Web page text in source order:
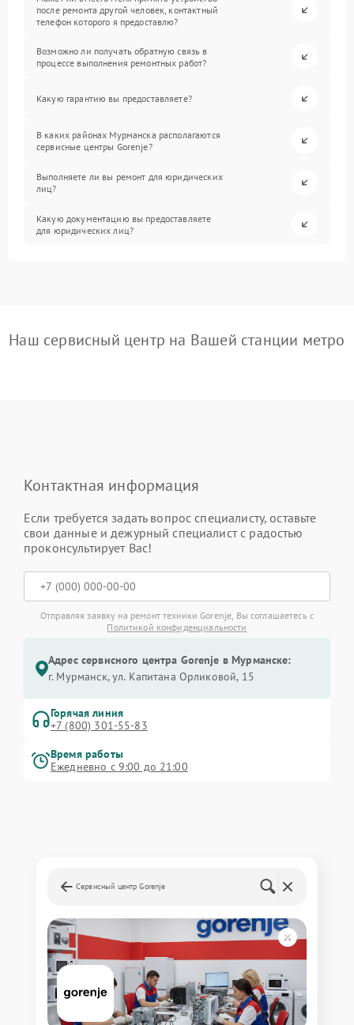
после ремонта другой человек, контактный
телефон которого я предоставлю?
Возможно ли получать обратную связь в
процессе выполнения ремонтных работ?
Какую гарантию вы предоставляете?
В каких районах Мурманска располагаются
сервисные центры Gorenje?
Выполняете ли вы ремонт для юридических
лиц?
Какую документацию вы предоставляете
для юридических лиц?
Наш сервисный центр на Вашей станции метро
Контактная информация
Если требуется задать вопрос специалисту, оставьте
свои данные и дежурный специалист с радостью
проконсультирует Вас!
Отправляя заявку на ремонт техники Gorenje, Вы соглашаетесь с
Политикой конфиденциальности
Адрес сервисного центра Gorenje в Мурманске:
г. Мурманск, ул. Капитана Орликовой, 15
Горячая линия
+7 (800) 301-55-83
Время работы
Ежедневно с 9:00 до 21:00
Сервисный центр Gorenje